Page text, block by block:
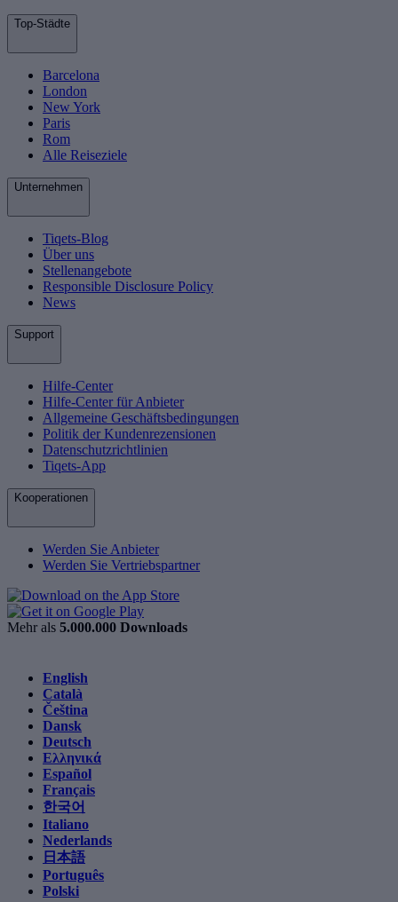
Top-Städte
Barcelona
London
New York
Paris
Rom
Alle Reiseziele
Unternehmen
Tiqets-Blog
Über uns
Stellenangebote
Responsible Disclosure Policy
News
Support
Hilfe-Center
Hilfe-Center für Anbieter
Allgemeine Geschäftsbedingungen
Politik der Kundenrezensionen
Datenschutzrichtlinien
Tiqets-App
Kooperationen
Werden Sie Anbieter
Werden Sie Vertriebspartner
Mehr als 5.000.000 Downloads
English
Català
Čeština
Dansk
Deutsch
Ελληνικά
Español
Français
한국어
Italiano
Nederlands
日本語
Português
Polski